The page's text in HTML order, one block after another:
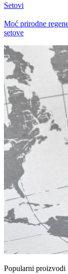
Setovi
Moć prirodne
setove
Popularni proizvodi